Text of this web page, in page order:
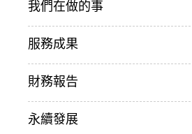
我們在做的事
服務成果
財務報告
永續發展